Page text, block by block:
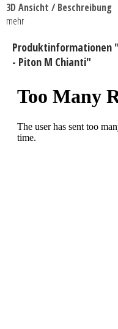
3D Ansicht / Beschreibung
mehr
Produktinformationen
- Piton M Chianti"